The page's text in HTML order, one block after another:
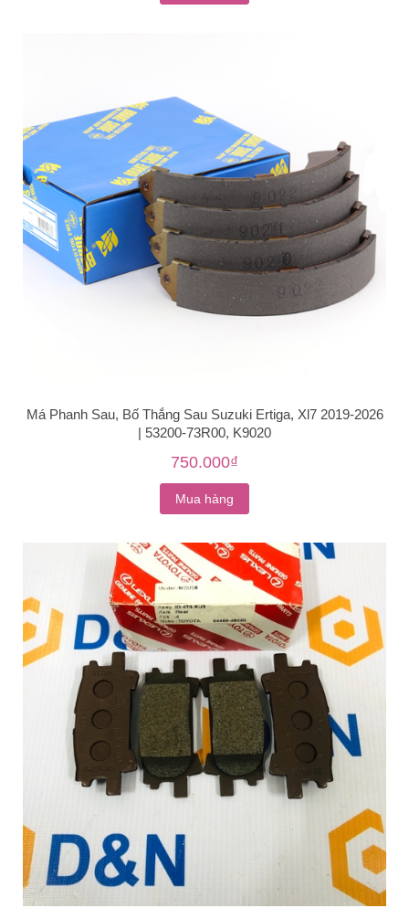
Má Phanh Sau, Bố Thắng Sau Suzuki Ertiga, Xl7 2019-2026
| 53200-73R00, K9020
750.000₫
Mua hàng